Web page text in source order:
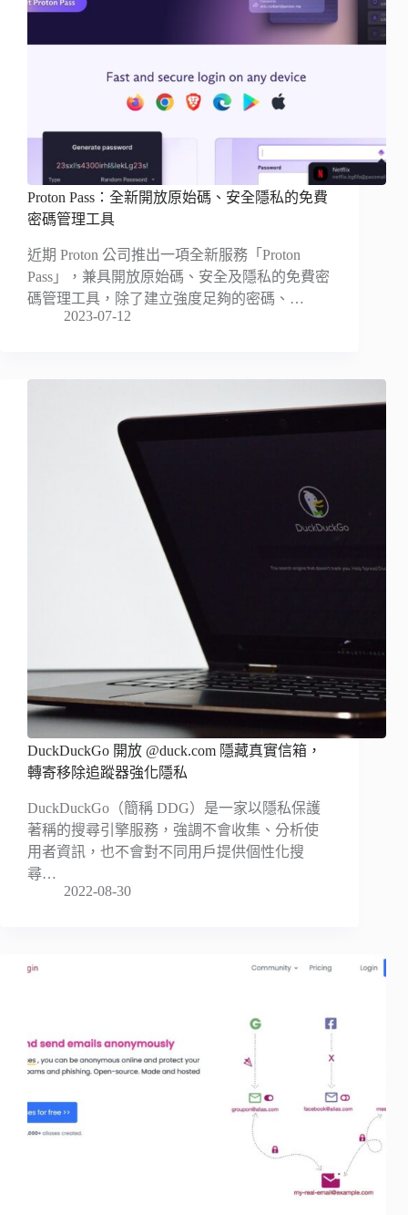
Proton Pass：全新開放原始碼、安全隱私的免費
密碼管理工具
近期 Proton 公司推出一項全新服務「Proton
Pass」，兼具開放原始碼、安全及隱私的免費密
碼管理工具，除了建立強度足夠的密碼、…
2023-07-12
DuckDuckGo 開放 @duck.com 隱藏真實信箱，
轉寄移除追蹤器強化隱私
DuckDuckGo（簡稱 DDG）是一家以隱私保護
著稱的搜尋引擎服務，強調不會收集、分析使
用者資訊，也不會對不同用戶提供個性化搜
尋…
2022-08-30